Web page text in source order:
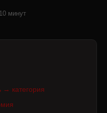
минут
→ категория